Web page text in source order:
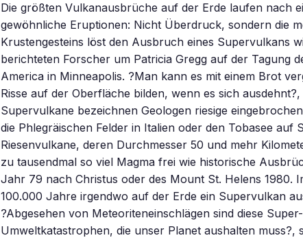
Die größten Vulkanausbrüche auf der Erde laufen nach
gewöhnliche Eruptionen: Nicht Überdruck, sondern die
Krustengesteins löst den Ausbruch eines Supervulkans
berichteten Forscher um Patricia Gregg auf der Tagung
America in Minneapolis. ?Man kann es mit einem Brot
Risse auf der Oberfläche bilden, wenn es sich
Supervulkane bezeichnen Geologen riesige
die Phlegräischen Felder in Italien oder den Tobasee auf
Riesenvulkane, deren Durchmesser 50 und mehr
zu tausendmal so viel Magma frei wie historische
Jahr 79 nach Christus oder des Mount St. Helens 1980.
100.000 Jahre irgendwo auf der Erde ein Supervulkan
?Abgesehen von Meteoriteneinschlägen sind diese
Umweltkatastrophen, die unser Planet aushalten muss?,